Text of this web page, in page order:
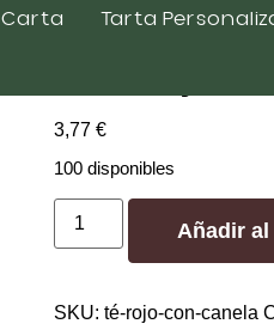
Carta Tarta
3,77 €
100 disponibles
Añadir
SKU: té-rojo-con-canela